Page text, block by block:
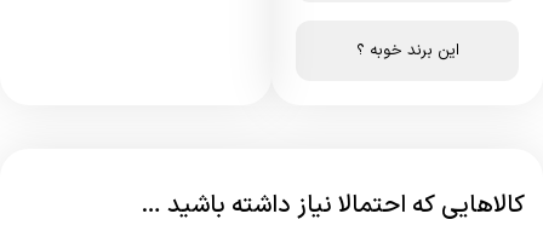
این برند خوبه ؟
کالاهایی که احتمالا نیاز داشته باشید …